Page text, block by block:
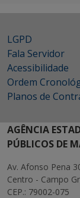
LGPD
Fala Servidor
Acessibilidade
Ordem
Planos de
AGÊNCIA
PÚBLICOS DE
Av. Afonso Pena
Centro - Campo
CEP.: 79002-075